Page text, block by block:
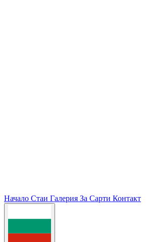
Начало Стаи Галерия За Сарти Контакт